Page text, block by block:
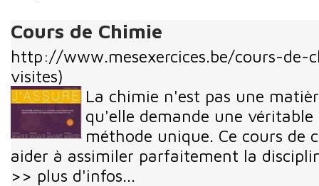
Cours de Chimie
http://www.mesexercices.be/cours-de-
visites)
La chimie n'est pas une
qu'elle demande une
méthode unique. Ce cours de
aider à assimiler parfaitement la
>> plus d'infos...